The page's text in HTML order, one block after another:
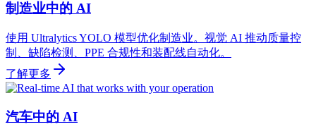
制造业中的 AI
使用 Ultralytics YOLO 模型优化制造业。视觉 AI 推动质量控
制、缺陷检测、PPE 合规性和装配线自动化。
了解更多
汽车中的 AI